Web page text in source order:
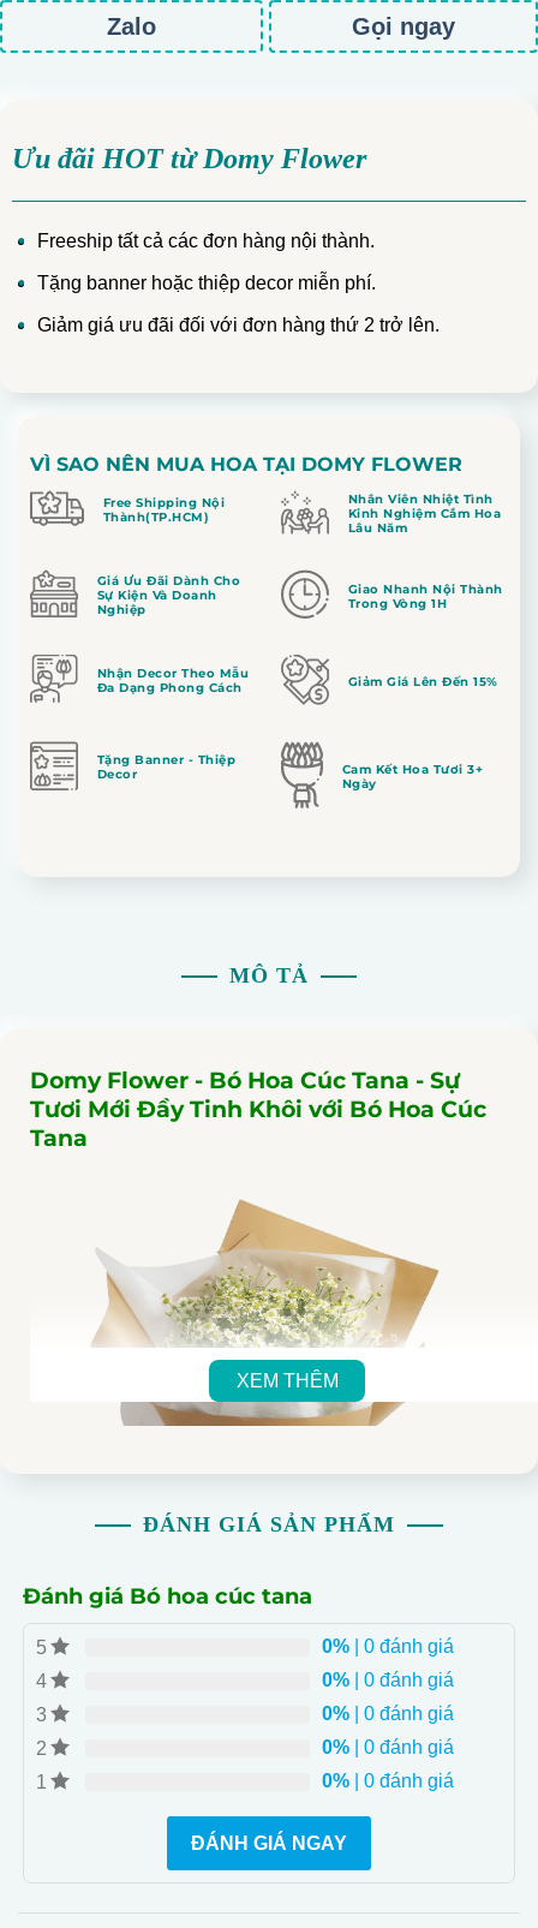
Zalo Gọi ngay
Ưu đãi HOT từ Domy Flower
Freeship tất cả các đơn hàng nội thành.
Tặng banner hoặc thiệp decor miễn phí.
Giảm giá ưu đãi đối với đơn hàng thứ 2 trở lên.
VÌ SAO NÊN MUA HOA TẠI DOMY FLOWER
Free Shipping Nội
Thành(TP.HCM)
Nhân Viên Nhiệt Tình
Kinh Nghiệm Cắm Hoa
Lâu Năm
Giá Ưu Đãi Dành Cho
Sự Kiện Và Doanh
Nghiệp
Giao Nhanh Nội Thành
Trong Vòng 1H
Nhận Decor Theo Mẫu
Đa Dạng Phong Cách
Giảm Giá Lên Đến 15%
Tặng Banner - Thiệp
Decor
Cam Kết Hoa Tươi 3+
Ngày
MÔ TẢ
Domy Flower - Bó Hoa Cúc Tana - Sự
Tươi Mới Đầy Tinh Khôi với Bó Hoa Cúc
Tana
Tinh Khôi Và Sắc Xanh
: Bó hoa Cúc Tana thể hiện
sự tươi mới và tinh khôi với các cành hoa cúc trắng tinh
khôi.
Quà Tặng Đặc Biệt
: Là món quà đặc biệt và lý
tưởng để thể hiện tình cảm, dành cho những người bạn
Lựa Chọn Hoàn Hảo: Bó hoa Cúc Tana thích hợp
cho mọi độ tuổi và mọi dịp, từ sinh nhật đến kỷ niệm.
XEM THÊM
ĐÁNH GIÁ SẢN PHẨM
Đánh giá Bó hoa cúc tana
5 0%| 0 đánh giá
4
0%| 0 đánh giá
3
0%| 0 đánh giá
2
0%| 0 đánh giá
1
0%| 0 đánh giá
ĐÁNH GIÁ NGAY